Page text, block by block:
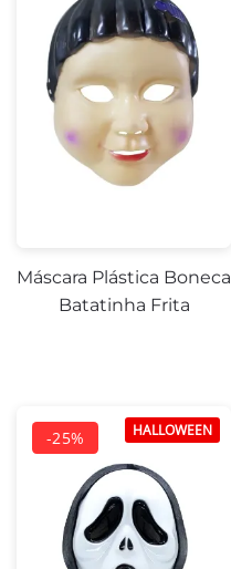
Máscara Plástica Boneca
Batatinha Frita
HALLOWEEN